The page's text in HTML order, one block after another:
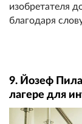
изобретателя
благодаря
9. Йозеф
лагере для